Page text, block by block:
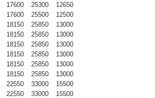
17600 25300
12650
17600 25500
12500
18150 25850
13000
18150 25850
13000
18150 25850
13000
18150 25850
13000
18150 25850
13000
18150 25850
13000
22550 33000
15500
22550 33000
15500